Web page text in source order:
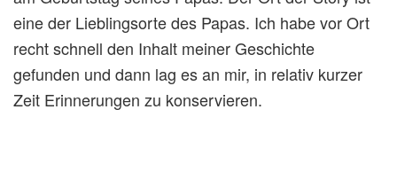
eine der Lieblingsorte des Papas. Ich habe vor Ort
recht schnell den Inhalt meiner Geschichte
gefunden und dann lag es an mir, in relativ kurzer
Zeit Erinnerungen zu konservieren.